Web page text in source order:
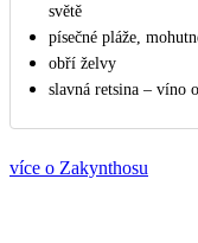
světě
písečné pláže,
obří želvy
slavná retsina – víno
více o Zakynthosu